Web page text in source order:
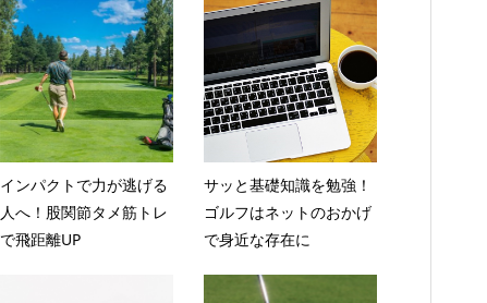
インパクトで力が逃げる
人へ！股関節タメ筋トレ
で飛距離UP
サッと基礎知識を勉強！
ゴルフはネットのおかげ
で身近な存在に